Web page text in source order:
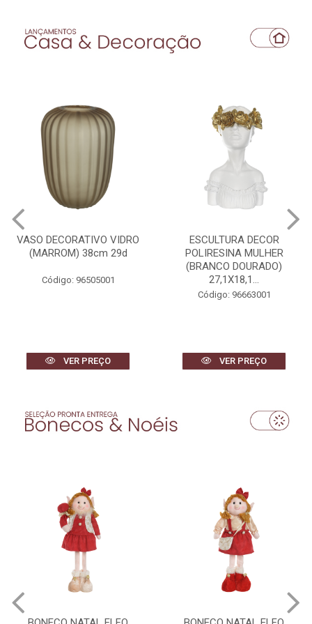
ESCULTURA DECOR
POLIRESINA MULHER
27,1X18,1...
VER PREÇO
VASO DECORATIVO VIDRO
(BRANCO) 42X17X14cm
Código: 96503001
VER PREÇO